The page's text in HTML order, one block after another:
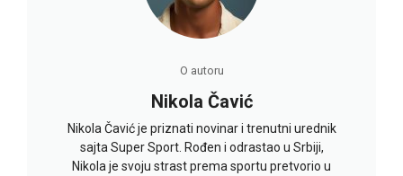
O autoru
Nikola Čavić
Nikola Čavić je priznati novinar i trenutni urednik
sajta Super Sport. Rođen i odrastao u Srbiji,
Nikola je svoju strast prema sportu pretvorio u